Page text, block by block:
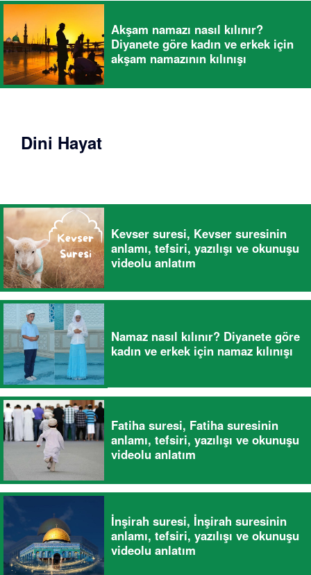
Akşam namazı nasıl kılınır?
Diyanete göre kadın ve erkek için
akşam namazının kılınışı
Dini Hayat
Kevser suresi, Kevser suresinin
anlamı, tefsiri, yazılışı ve okunuşu
videolu anlatım
Namaz nasıl kılınır? Diyanete göre
kadın ve erkek için namaz kılınışı
Fatiha suresi, Fatiha suresinin
anlamı, tefsiri, yazılışı ve okunuşu
videolu anlatım
İnşirah suresi, İnşirah suresinin
anlamı, tefsiri, yazılışı ve okunuşu
videolu anlatım